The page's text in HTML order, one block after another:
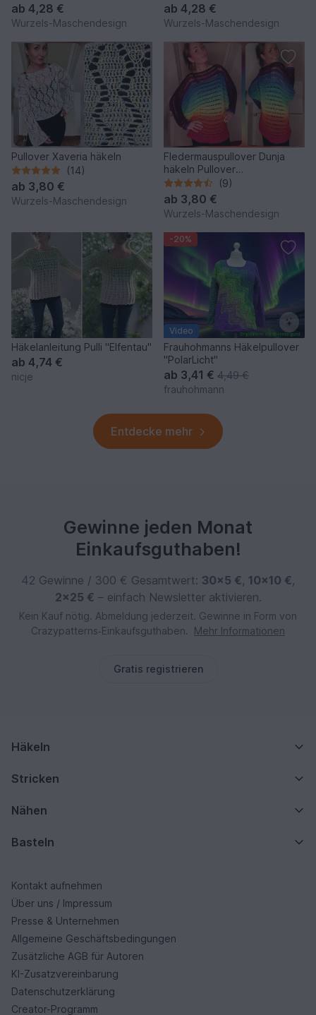
ab 4,28 €
Wurzels-Maschendesign
ab 4,28 €
Wurzels-Maschendesign
Pullover Xaveria häkeln
(14)
ab 3,80 €
Wurzels-Maschendesign
Fledermauspullover Dunja
häkeln Pullover
Fledermauspulli
(9)
ab 3,80 €
Wurzels-Maschendesign
Häkelanleitung Pulli "Elfentau"
ab 4,74 €
nicje
-20%
Video
Frauhohmanns Häkelpullover
"PolarLicht"
ab 3,41 € 4,49 €
frauhohmann
Entdecke mehr
Gewinne jeden Monat
Einkaufsguthaben!
42 Gewinne / 300 € Gesamtwert: 30×5 €, 10×10 €,
2×25 € – einfach Newsletter aktivieren.
Kein Kauf nötig. Abmeldung jederzeit. Gewinne in Form von
Crazypatterns‑Einkaufsguthaben.
Mehr Informationen
Gratis registrieren
Häkeln
Stricken
Nähen
Basteln
Kontakt aufnehmen
Über uns / Impressum
Presse & Unternehmen
Allgemeine Geschäftsbedingungen
Zusätzliche AGB für Autoren
KI-Zusatzvereinbarung
Datenschutzerklärung
Creator-Programm